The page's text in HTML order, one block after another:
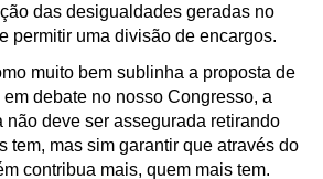
das desigualdades geradas no
permitir uma divisão de encargos.
muito bem sublinha a proposta de
debate no nosso Congresso, a
não deve ser assegurada retirando
tem, mas sim garantir que através do
contribua mais, quem mais tem.